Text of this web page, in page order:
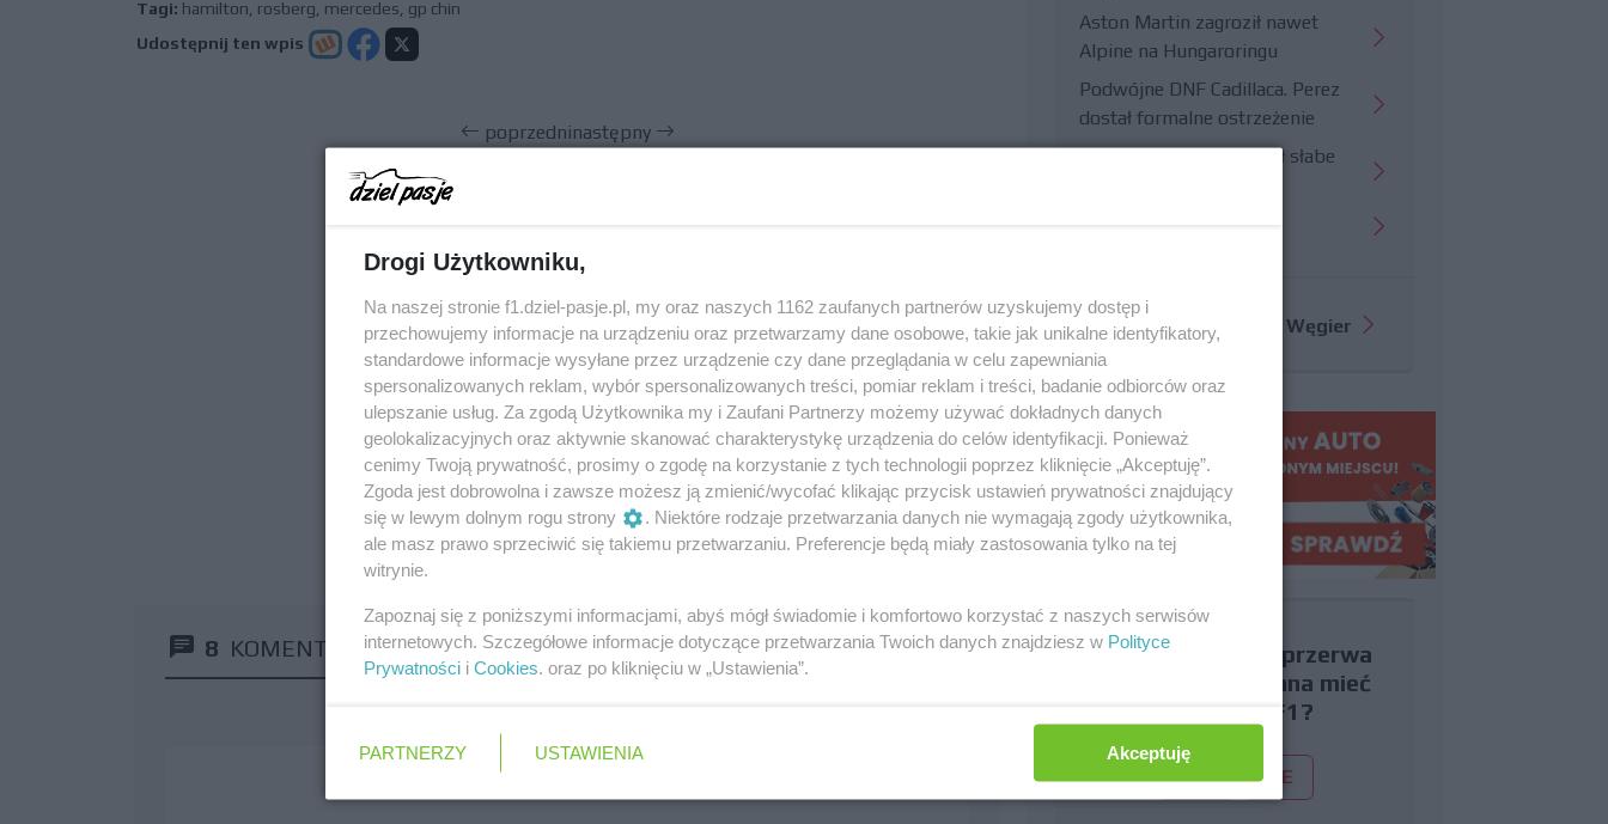
Tagi: hamilton rosberg mercedes gp chin
Udostępnij ten wpis
poprzedninastępny
8 KOMENTARZY
Aston Martin zagroził nawet
Alpine na Hungaroringu
Podwójne DNF Cadillaca. Perez
dostał formalne ostrzeżenie
Hungaroring potwierdził słabe
Więcej informacji o GP Węgier
Czy uważasz, że przerwa
wakacyjna powinna mieć
miejsce w F1?
TAK NIE
Drogi Użytkowniku,
Na naszej stronie f1.dziel-pasje.pl, my oraz naszych 1162 zaufanych partnerów uzyskujemy dostęp i
przechowujemy informacje na urządzeniu oraz przetwarzamy dane osobowe, takie jak unikalne identyfikatory,
standardowe informacje wysyłane przez urządzenie czy dane przeglądania w celu zapewniania
spersonalizowanych reklam, wybór spersonalizowanych treści, pomiar reklam i treści, badanie odbiorców oraz
ulepszanie usług. Za zgodą Użytkownika my i Zaufani Partnerzy możemy używać dokładnych danych
geolokalizacyjnych oraz aktywnie skanować charakterystykę urządzenia do celów identyfikacji. Ponieważ
cenimy Twoją prywatność, prosimy o zgodę na korzystanie z tych technologii poprzez kliknięcie „Akceptuję”.
Zgoda jest dobrowolna i zawsze możesz ją zmienić/wycofać klikając przycisk ustawień prywatności znajdujący
się w lewym dolnym rogu strony
. Niektóre rodzaje przetwarzania danych nie wymagają zgody użytkownika,
ale masz prawo sprzeciwić się takiemu przetwarzaniu. Preferencje będą miały zastosowania tylko na tej
witrynie.
Zapoznaj się z poniższymi informacjami, abyś mógł świadomie i komfortowo korzystać z naszych serwisów
internetowych. Szczegółowe informacje dotyczące przetwarzania Twoich danych znajdziesz w Polityce
Prywatności i Cookies. oraz po kliknięciu w „Ustawienia”.
PARTNERZY USTAWIENIA Akceptuję